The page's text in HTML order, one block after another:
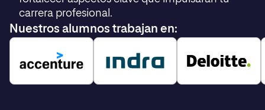
carrera profesional.
Nuestros alumnos trabajan en: